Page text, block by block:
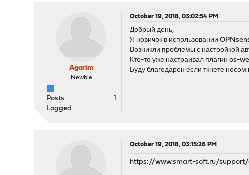
Agarim
Newbie
Posts
1
Logged
October 19, 2018, 03:02:54 PM
Добрый день,
Я новичок в использовании
Возникли проблемы с настройкой
Кто-то уже настраивал плагин os-
Буду благодарен если ткнете носом
October 19, 2018, 03:15:26 PM
https://www.smart-soft.ru/